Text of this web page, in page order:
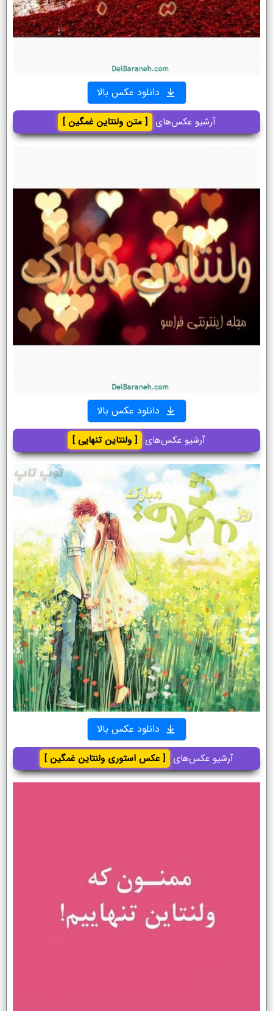
دانلود عکس بالا
آرشیو عکس‌های [ متن ولنتاین غمگین ]
دانلود عکس بالا
آرشیو عکس‌های [ ولنتاین تنهایی ]
دانلود عکس بالا
آرشیو عکس‌های [ عکس استوری ولنتاین غمگین ]